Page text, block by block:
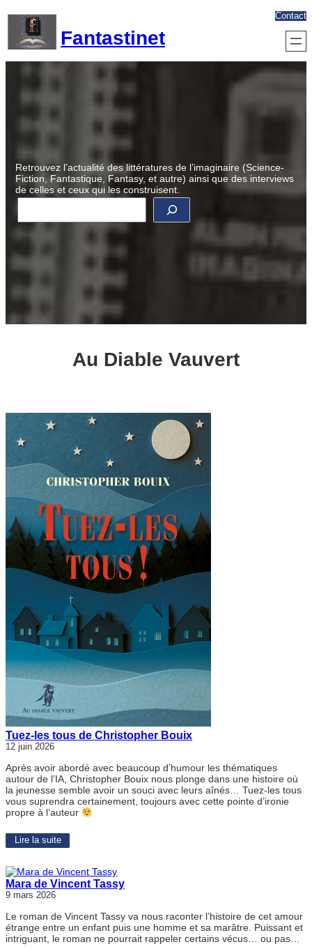
contenu
Fantastinet
Contact
Retrouvez l’actualité des littératures de l’imaginaire (Science-
Fiction, Fantastique, Fantasy, et autre) ainsi que des interviews
de celles et ceux qui les construisent.
R
c
r
c
r
Au Diable Vauvert
Tuez-les tous de Christopher Bouix
12 juin 2026
Après avoir abordé avec beaucoup d’humour les thématiques
autour de l’IA, Christopher Bouix nous plonge dans une histoire où
la jeunesse semble avoir un souci avec leurs aînés… Tuez-les tous
vous suprendra certainement, toujours avec cette pointe d’ironie
propre à l’auteur
Lire la suite
Mara de Vincent Tassy
9 mars 2026
Le roman de Vincent Tassy va nous raconter l’histoire de cet amour
étrange entre un enfant puis une homme et sa marâtre. Puissant et
intriguant, le roman ne pourrait rappeler certains vécus… ou pas…